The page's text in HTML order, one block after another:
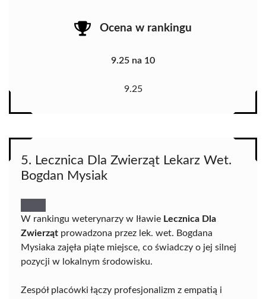
Ocena w rankingu
9.25 na 10
9.25
5. Lecznica Dla Zwierząt Lekarz Wet.
Bogdan Mysiak
W rankingu weterynarzy w Iławie Lecznica Dla
Zwierząt prowadzona przez lek. wet. Bogdana
Mysiaka zajęła piąte miejsce, co świadczy o jej silnej
pozycji w lokalnym środowisku.
Zespół placówki łączy profesjonalizm z empatią i